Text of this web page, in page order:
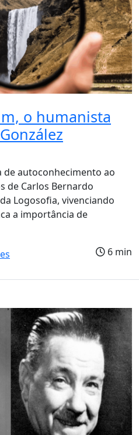
o humanista
autoconhecimento ao
de Carlos Bernardo
Logosofia, vivenciando
a importância de
6 min